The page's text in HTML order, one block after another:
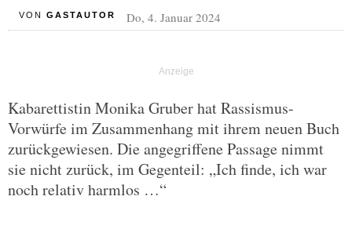
VON GASTAUTOR Do, 4. Januar 2024
Kabarettistin Monika Gruber hat Rassismus-
Vorwürfe im Zusammenhang mit ihrem neuen Buch
zurückgewiesen. Die angegriffene Passage nimmt
sie nicht zurück, im Gegenteil: „Ich finde, ich war
noch relativ harmlos …“